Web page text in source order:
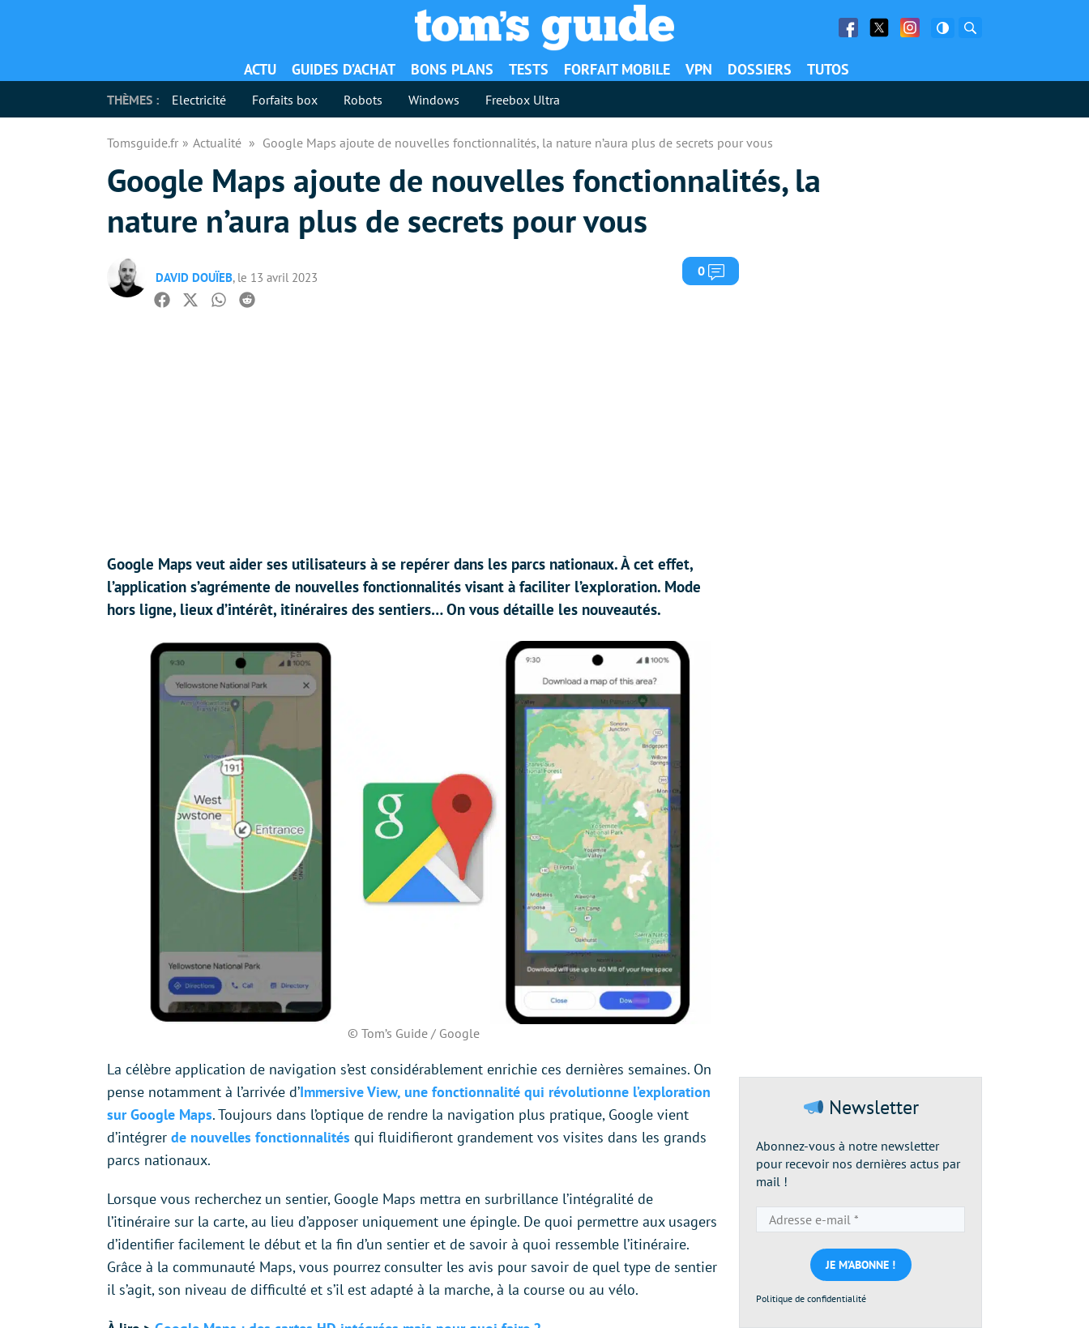
Facebook
Twitter Facebook
ACTU GUIDES D’ACHAT BONS PLANS TESTS FORFAIT MOBILE VPN DOSSIERS TUTOS
THÈMES : Electricité Forfaits box Robots Windows Freebox Ultra
Tomsguide.fr Actualité Google Maps ajoute de nouvelles fonctionnalités, la nature n’aura plus de secrets pour vous
Google Maps ajoute de nouvelles fonctionnalités, la
nature n’aura plus de secrets pour vous
DAVID DOUÏEB, le 13 avril 2023 0 Commentaires
Facebook
TwitterWhatsapp
Reddit
Google Maps veut aider ses utilisateurs à se repérer dans les parcs nationaux. À cet effet,
l’application s’agrémente de nouvelles fonctionnalités visant à faciliter l’exploration. Mode
hors ligne, lieux d’intérêt, itinéraires des sentiers… On vous détaille les nouveautés.
© Tom’s Guide / Google
La célèbre application de navigation s’est considérablement enrichie ces dernières semaines. On
pense notamment à l’arrivée d’Immersive View, une fonctionnalité qui révolutionne l’exploration
sur Google Maps. Toujours dans l’optique de rendre la navigation plus pratique, Google vient
d’intégrer de nouvelles fonctionnalités qui fluidifieront grandement vos visites dans les grands
parcs nationaux.
Lorsque vous recherchez un sentier, Google Maps mettra en surbrillance l’intégralité de
l’itinéraire sur la carte, au lieu d’apposer uniquement une épingle. De quoi permettre aux usagers
d’identifier facilement le début et la fin d’un sentier et de savoir à quoi ressemble l’itinéraire.
Grâce à la communauté Maps, vous pourrez consulter les avis pour savoir de quel type de sentier
il s’agit, son niveau de difficulté et s’il est adapté à la marche, à la course ou au vélo.
Newsletter
Abonnez-vous à notre newsletter
pour recevoir nos dernières actus par
mail !
e-
mail
*
Politique de confidentialité